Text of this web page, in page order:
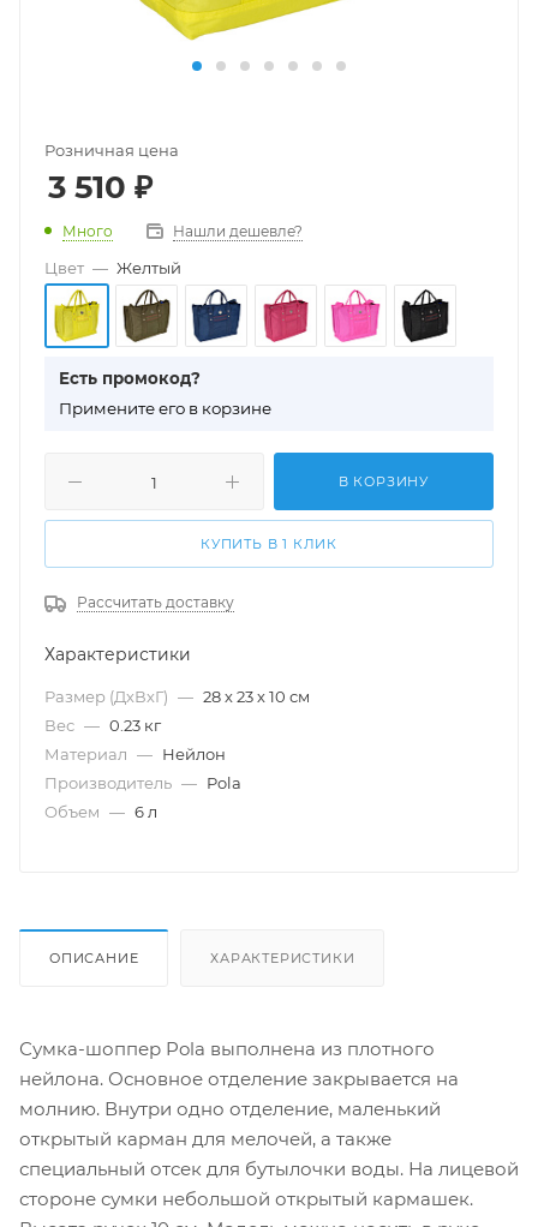
Розничная цена
3 510 ₽
Много Нашли дешевле?
Цвет — Желтый
Есть промокод?
Примените его в корзине
В КОРЗИНУ
КУПИТЬ В 1 КЛИК
Рассчитать доставку
Характеристики
Размер (ДхВхГ) — 28 х 23 х 10 см
Вес — 0.23 кг
Материал — Нейлон
Производитель — Pola
Объем — 6 л
ОПИСАНИЕ ХАРАКТЕРИСТИКИ
Сумка-шоппер Pola выполнена из плотного
нейлона. Основное отделение закрывается на
молнию. Внутри одно отделение, маленький
открытый карман для мелочей, а также
специальный отсек для бутылочки воды. На лицевой
стороне сумки небольшой открытый кармашек.